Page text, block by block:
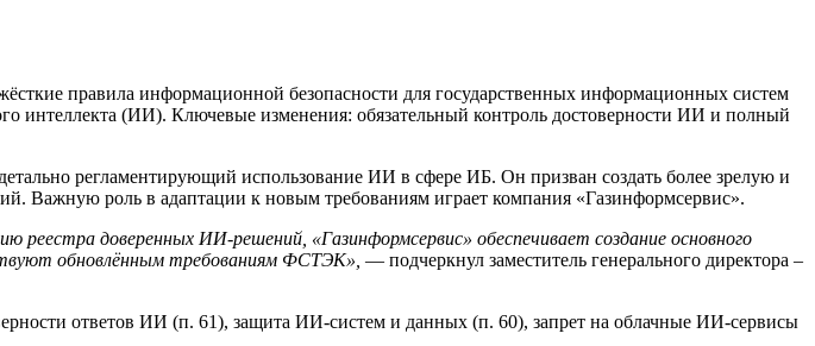
правила информационной безопасности для государственных информационных систем
интеллекта (ИИ). Ключевые изменения: обязательный контроль достоверности ИИ и полный
регламентирующий использование ИИ в сфере ИБ. Он призван создать более зрелую и
Важную роль в адаптации к новым требованиям играет компания «Газинформсервис».
реестра доверенных ИИ-решений, «Газинформсервис» обеспечивает создание основного
обновлённым требованиям ФСТЭК», — подчеркнул заместитель генерального директора –
ответов ИИ (п. 61), защита ИИ-систем и данных (п. 60), запрет на облачные ИИ-сервисы